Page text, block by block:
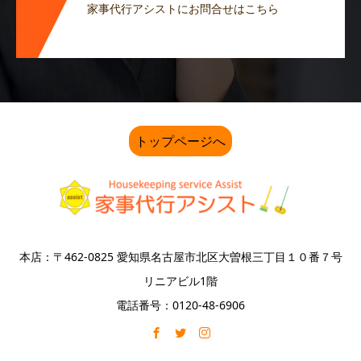
家事代行アシストにお問合せはこちら
トップページへ
本店：〒462-0825 愛知県名古屋市北区大曽根三丁目１０番７号
リニアビル1階
電話番号：0120-48-6906